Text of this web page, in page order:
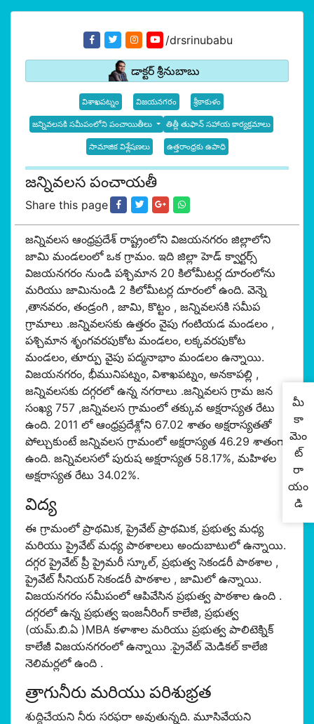
/drsrinubabu
డాక్టర్ శ్రీనుబాబు
విశాఖపట్నం విజయనగరం శ్రీకాకుళం
జన్నివలసకి సమీపంలోని పంచాయితీలు తిత్లీ తుఫాన్ సహాయ కార్యక్రమాలు
సామాజిక విశ్లేషణలు ఉత్తరాంధ్రకు ఉపాధి
జన్నివలస పంచాయతీ
Share this page
జన్నివలస ఆంధ్రప్రదేశ్ రాష్ట్రంలోని విజయనగరం జిల్లాలోని
జామి మండలంలో ఒక గ్రామం. ఇది జిల్లా హెడ్ క్వార్టర్స్
విజయనగరం నుండి పశ్చిమాన 20 కిలోమీటర్ల దూరంలోను
మరియు జామినుండి 2 కిలోమీటర్ల దూరంలో ఉంది. వెన్నె
,తానవరం, తండ్రంగి , జామి, కొట్టం , జన్నివలసకి సమీప
గ్రామాలు .జన్నివలసకు ఉత్తరం వైపు గంటియడ మండలం ,
పశ్చిమాన శృంగవరపుకోట మండలం, లక్కవరపుకోట
మండలం, తూర్పు వైపు పద్మనాభాం మండలం ఉన్నాయి.
విజయనగరం, భీమునిపట్నం, విశాఖపట్నం, అనకాపల్లి ,
జన్నివలసకు దగ్గరలో ఉన్న నగరాలు .జన్నివలస గ్రామ జన
సంఖ్య 757 ,జన్నివలస గ్రామంలో తక్కువ అక్షరాస్యత రేటు
ఉంది. 2011 లో ఆంధ్రప్రదేశ్లోని 67.02 శాతం అక్షరాస్యతతో
పోల్చుకుంటే జన్నివలస గ్రామంలో అక్షరాస్యత 46.29 శాతంగా
ఉంది. జన్నివలసలో పురుష అక్షరాస్యత 58.17%, మహిళల
అక్షరాస్యత రేటు 34.02%.
విద్య
ఈ గ్రామంలో ప్రాథమిక, ప్రైవేట్ ప్రాథమిక, ప్రభుత్వ మధ్య
మరియు ప్రైవేట్ మధ్య పాఠశాలలు అందుబాటులో ఉన్నాయి.
దగ్గర ప్రైవేట్ ప్రీ ప్రైమరీ స్కూల్, ప్రభుత్వ సెకండరీ పాఠశాల ,
ప్రైవేట్ సీనియర్ సెకండరీ పాఠశాల , జామిలో ఉన్నాయి.
విజయనగరం సమీపంలో ఆపివేసిన ప్రభుత్వ పాఠశాల ఉంది .
దగ్గరలో ఉన్న ప్రభుత్వ ఇంజనీరింగ్ కాలేజి, ప్రభుత్వ
(యమ్.బి.ఏ )MBA కళాశాల మరియు ప్రభుత్వ పాలిటెక్నిక్
కాలేజీ విజయనగరంలో ఉన్నాయి .ప్రైవేట్ మెడికల్ కాలేజి
నెలిమర్లలో ఉంది .
త్రాగునీరు మరియు పరిశుభ్రత
శుద్దిచేయని నీరు సరఫరా అవుతున్నది. మూసివేయని
మీ
కా
మెం
ట్
రా
యం
డి